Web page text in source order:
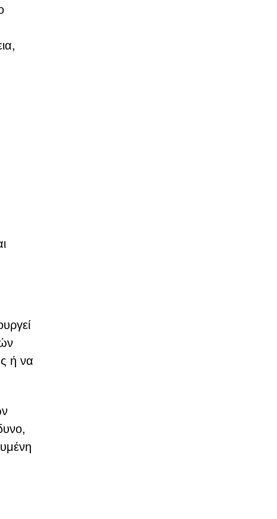
ή να